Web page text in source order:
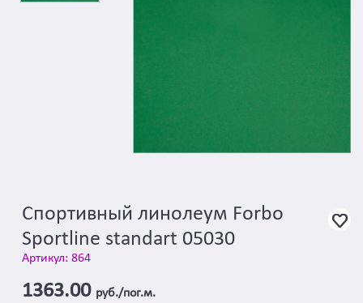
Спортивный линолеум Forbo
Sportline standart 05030
Артикул: 864
1363.00 руб./пог.м.